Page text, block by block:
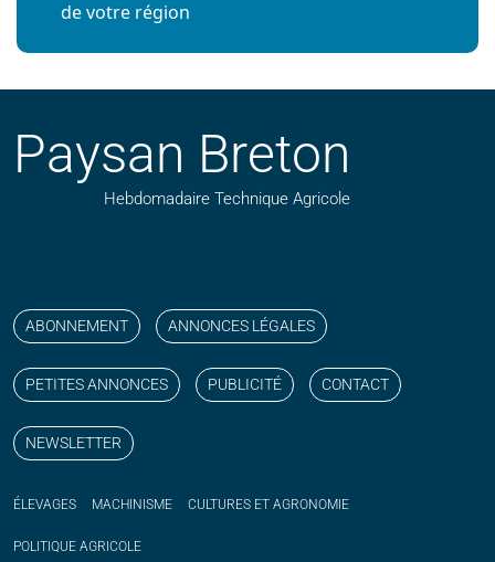
de votre région
Paysan Breton
Hebdomadaire Technique Agricole
ABONNEMENT ANNONCES LÉGALES
PETITES ANNONCES PUBLICITÉ CONTACT
NEWSLETTER
ÉLEVAGES MACHINISME CULTURES ET AGRONOMIE
POLITIQUE AGRICOLE